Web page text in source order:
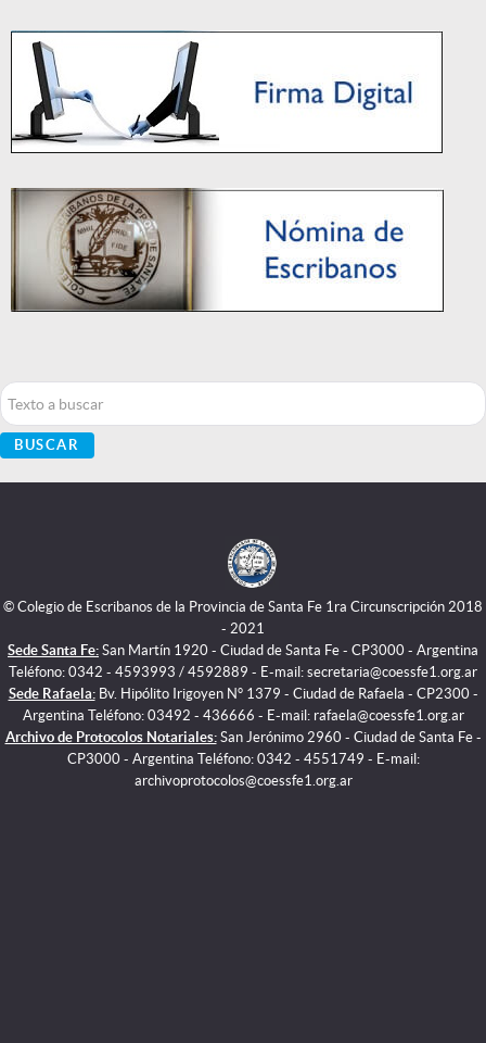
Buscar...
BUSCAR
© Colegio de Escribanos de la Provincia de Santa Fe 1ra Circunscripción 2018
- 2021
Sede Santa Fe: San Martín 1920 - Ciudad de Santa Fe - CP3000 - Argentina
Teléfono: 0342 - 4593993 / 4592889 - E-mail: secretaria@coessfe1.org.ar
Sede Rafaela:Bv. Hipólito Irigoyen N° 1379 - Ciudad de Rafaela - CP2300 -
Argentina Teléfono: 03492 - 436666 - E-mail: rafaela@coessfe1.org.ar
Archivo de Protocolos Notariales:San Jerónimo 2960 - Ciudad de Santa Fe -
CP3000 - Argentina Teléfono: 0342 - 4551749 - E-mail:
archivoprotocolos@coessfe1.org.ar